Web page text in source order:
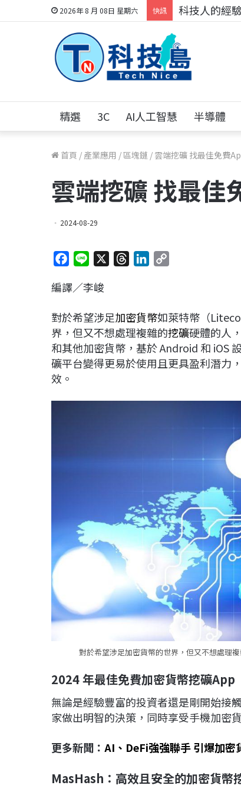
2026年 8 月 08日 星期六 快訊 科技人的經
精選 3C AI人工智慧 半導體
首頁 / 產業應用 /區塊鏈 / 雲端挖礦 找最佳免費
雲端挖礦 找最佳
2024-08-29
c
b
o
o
k
n
a
d
s
e
d
I
n
L
i
n
k
編譯／李峻
對於希望涉足加密貨幣如萊特幣（
界，但又不想處理複雜的挖礦硬體的人
和其他加密貨幣，基於 Android 和 iOS
礦平台變得更易於使用且更具盈利潛力
效。
對於希望涉足加密貨幣的世界，但又不想處理
2024年最佳免費加密貨幣挖礦App
無論是經驗豐富的投資者還是剛開始接
家做出明智的決策，同時享受手機加密
更多新聞： AI、DeFi強強聯手 引爆加密
MasHash ：高效且安全的加密貨幣